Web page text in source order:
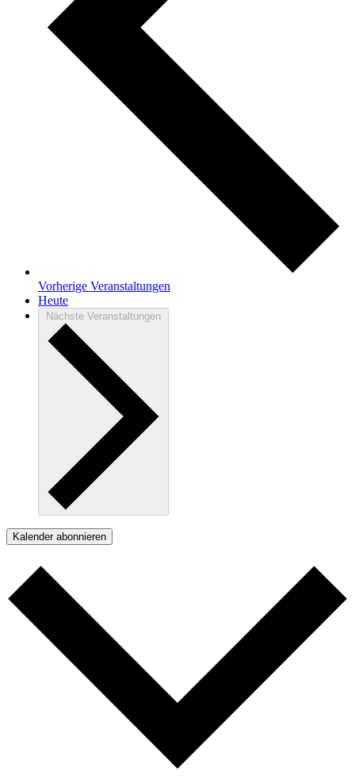
Vorherige Veranstaltungen
Heute
Nächste Veranstaltungen
Kalender abonnieren